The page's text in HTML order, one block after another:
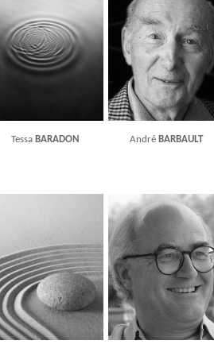
Tessa BARADON André BARBAULT